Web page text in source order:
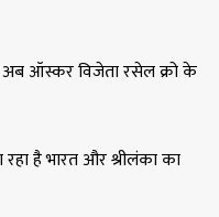
अब ऑस्कर विजेता रसेल क्रो के
है भारत और श्रीलंका का